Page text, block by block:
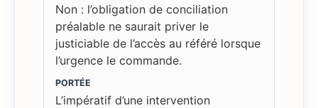
Non : l’obligation de conciliation
préalable ne saurait priver le
justiciable de l’accès au référé lorsque
l’urgence le commande.
PORTÉE
L’impératif d’une intervention